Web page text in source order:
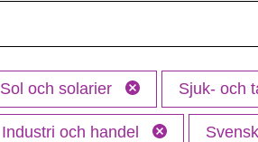
Sol och solarier Sjuk- och
Industri och handel